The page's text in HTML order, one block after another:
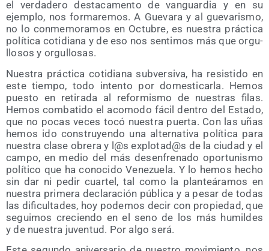
el ver­da­de­ro des­ta­ca­men­to de van­guar­dia y en su
ejem­plo, nos for­ma­re­mos. A Gue­va­ra y al gue­va­ris­mo,
no lo con­me­mo­ra­mos en Octu­bre, es nues­tra prác­ti­ca
polí­ti­ca coti­dia­na y de eso nos sen­ti­mos más que orgu­
llo­sos y orgullosas.
Nues­tra prác­ti­ca coti­dia­na sub­ver­si­va, ha resis­ti­do en
este tiem­po, todo inten­to por domes­ti­car­la. Hemos
pues­to en reti­ra­da al refor­mis­mo de nues­tras filas.
Hemos com­ba­ti­do el aco­mo­do fácil den­tro del Esta­do,
que no pocas veces tocó nues­tra puer­ta. Con las uñas
hemos ido cons­tru­yen­do una alter­na­ti­va polí­ti­ca para
nues­tra cla­se obre­ra y l@s explotad@s de la ciu­dad y el
cam­po, en medio del más desen­fre­na­do opor­tu­nis­mo
polí­ti­co que ha cono­ci­do Vene­zue­la. Y lo hemos hecho
sin dar ni pedir cuar­tel, tal como la plan­teá­ra­mos en
nues­tra pri­me­ra decla­ra­ción públi­ca y a pesar de todas
las difi­cul­ta­des, hoy pode­mos decir con pro­pie­dad, que
segui­mos cre­cien­do en el seno de los más humil­des
y de nues­tra juven­tud. Por algo será.